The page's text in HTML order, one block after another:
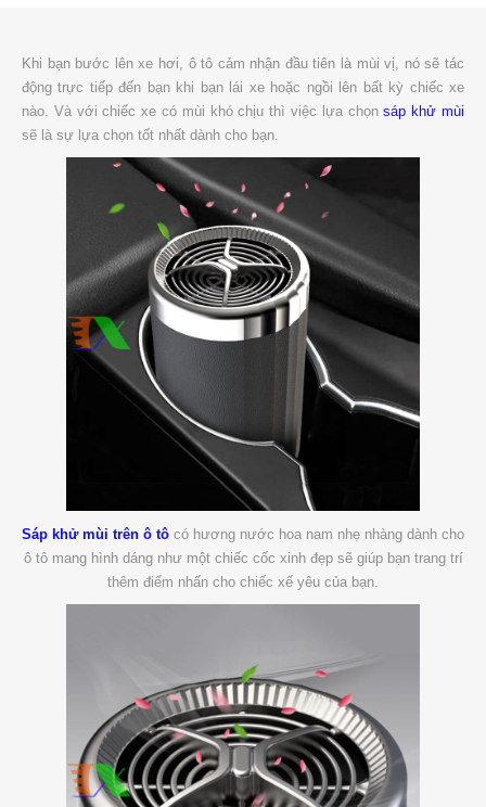
Khi bạn bước lên xe hơi, ô tô cảm nhận đầu tiên là mùi vị, nó sẽ tác
động trực tiếp đến bạn khi bạn lái xe hoặc ngồi lên bất kỳ chiếc xe
nào. Và với chiếc xe có mùi khó chịu thì việc lựa chọnsáp khử mùi
sẽ là sự lựa chọn tốt nhất dành cho bạn.
Sáp khử mùi trên ô tô có hương nước hoa nam nhẹ nhàng dành cho
ô tô mang hình dáng như một chiếc cốc xinh đẹp sẽ giúp bạn trang trí
thêm điểm nhấn cho chiếc xế yêu của bạn.